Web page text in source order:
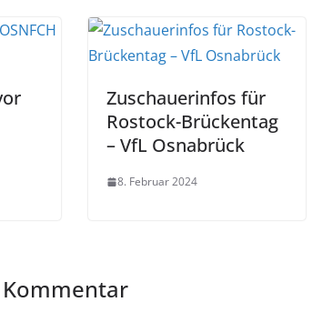
Zuschauerinfos für
Rostock-Brückentag
– VfL Osnabrück
8. Februar 2024